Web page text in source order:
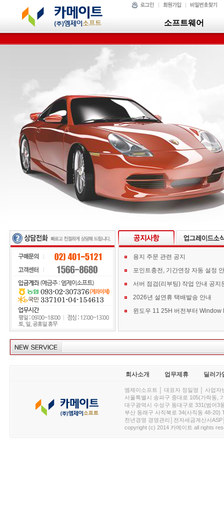
소프트웨어
용지 주문 관련 공지
포인트충전, 기간연장 자동 설정
서버 점검(리부팅) 작업 안내 공지
2026년 설연휴 택배발송 안내
회사소개 업무제휴 딜러가
엠제이소프트 │ 대표자 정일영 │ 사업
서울특별시 송파구 중대로 105(가락동,
대구광역시 수성구 동대구로 331(범어3
부산 동래구 사직북로 34(사직동 48-20)
천년경영 경영관리│전자세금계산서
copyright (c) 2014 카메이트 all rights